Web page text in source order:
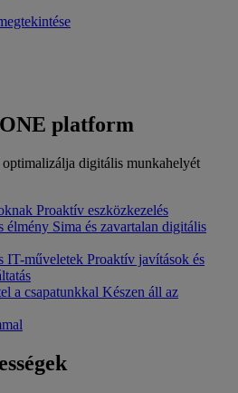
platform
digitális munkahelyét
Proaktív eszközkezelés
élmény Sima és zavartalan digitális
IT-műveletek Proaktív javítások és
a csapatunkkal Készen áll az